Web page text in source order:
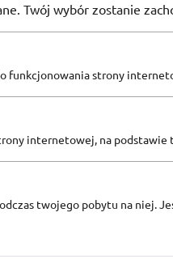
LEROY MERLIN
Twój wybór zostanie
funkcjonowania strony
internetowej, na podstawie
twojego pobytu na niej.